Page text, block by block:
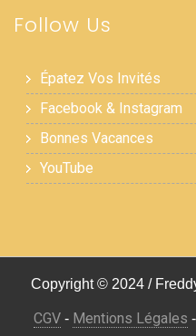
Follow Us
Épatez Vos Invités
Facebook & Instagram
Bonnes Vacances
YouTube
Copyright © 2024 /
CGV- Mentions Légales -